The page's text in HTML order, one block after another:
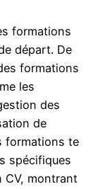
formations
départ. De
formations
les
des
de
formations te
spécifiques
CV, montrant